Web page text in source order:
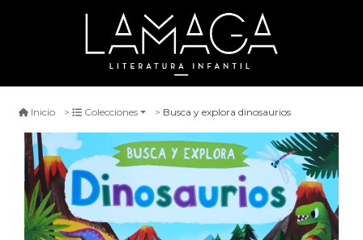
Inicio Colecciones Busca y explora dinosaurios